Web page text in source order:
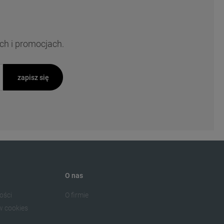
i promocjach.
zapisz się
cookies
O nas
O firmie